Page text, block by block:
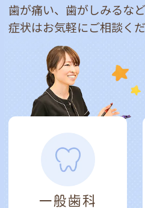
歯が痛い、歯がしみるな
症状はお気軽にご相談くだ
一般歯科